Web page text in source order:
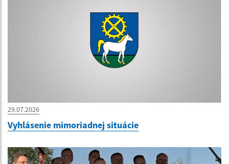
29.07.2026
Vyhlásenie mimoriadnej situácie